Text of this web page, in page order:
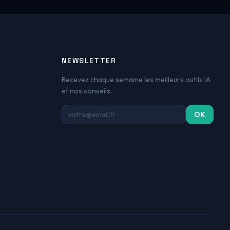
NEWSLETTER
Recevez chaque semaine les meilleurs outils IA
et nos conseils.
Adresse email OK